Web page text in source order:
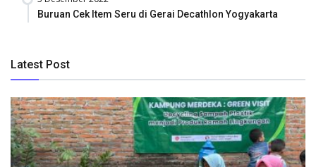
Buruan Cek Item Seru di Gerai Decathlon Yogyakarta
Latest Post